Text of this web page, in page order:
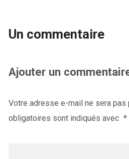
Un commentaire
Ajouter un
Votre adresse e-mail ne sera pas
obligatoires sont indiqués avec *